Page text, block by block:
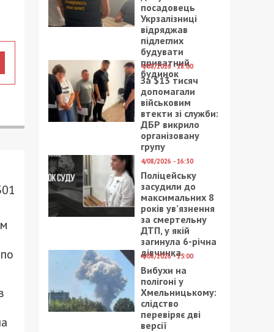
посадовець
Укрзалізниці
відряджав
підлеглих
будувати
приватний
будинок
4/08/2026 - 18:00
За $13 тисяч
допомагали
військовим
втекти зі служби:
ДБР викрило
організовану
групу
4/08/2026 - 16:30
Поліцейську
засудили до
максимальних 8
років ув’язнення
за смертельну
ДТП, у якій
загинула 6-річна
дівчинка
4/08/2026 - 15:00
Вибухи на
полігоні у
Хмельницькому:
слідство
перевіряє дві
версії